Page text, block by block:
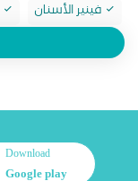
فينير الأسنان
Download
Google play